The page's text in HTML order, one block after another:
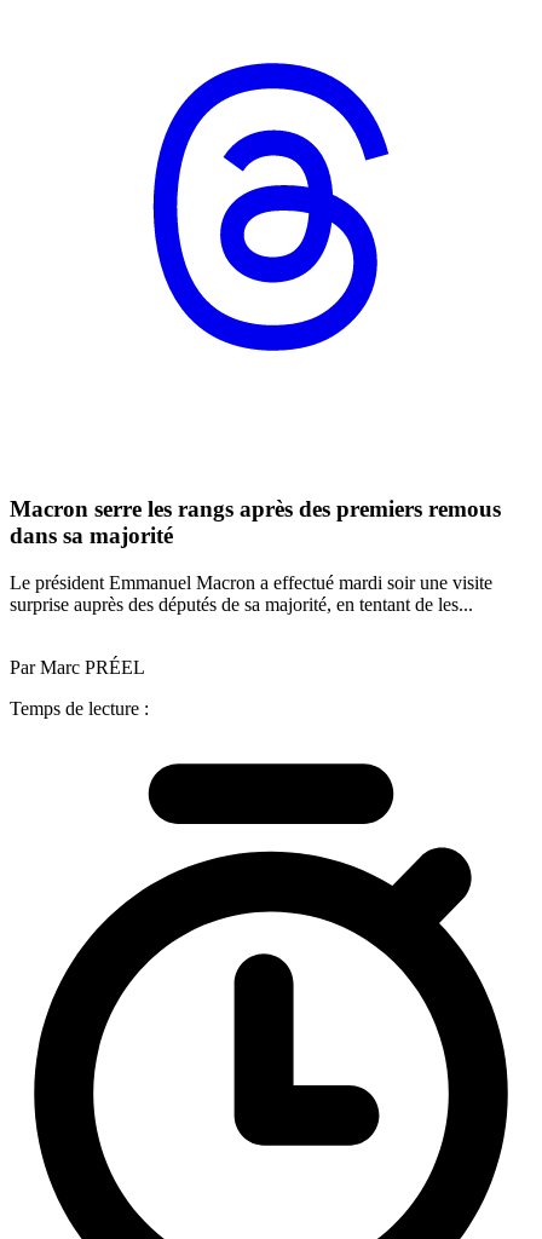
Macron serre les rangs après des premiers remous
dans sa majorité
Le président Emmanuel Macron a effectué mardi soir une visite
surprise auprès des députés de sa majorité, en tentant de les...
Par Marc PRÉEL
Temps de lecture :